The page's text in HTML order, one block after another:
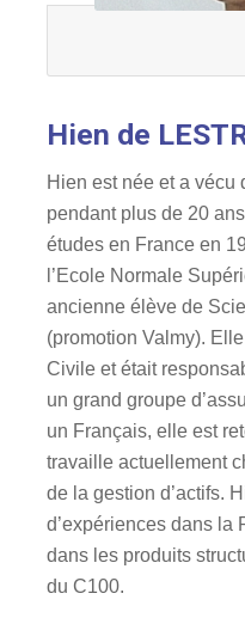
Hien de
Hien est née et a
pendant plus de 20
études en France en
l’Ecole Normale
ancienne élève de
(promotion Valmy).
Civile et était
un grand groupe
un Français, elle est
travaille actuellement
de la gestion d’actifs.
d’expériences dans la
dans les produits
du C100.